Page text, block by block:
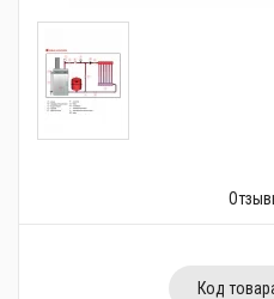
Код
Баки
Альтернативные источники энергии